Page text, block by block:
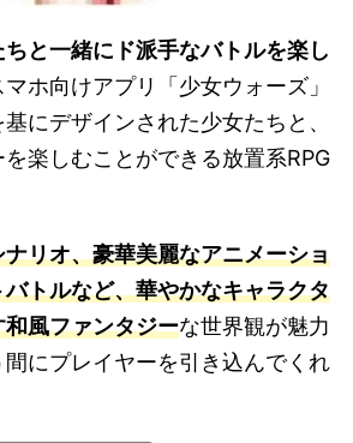
と一緒にド派手なバトルを楽し
マホ向けアプリ「少女ウォーズ」
にデザインされた少女たちと、
楽しむことができる放置系RPG
リオ、豪華美麗なアニメーショ
トルなど、華やかなキャラクタ
風ファンタジーな世界観が魅力
にプレイヤーを引き込んでくれ